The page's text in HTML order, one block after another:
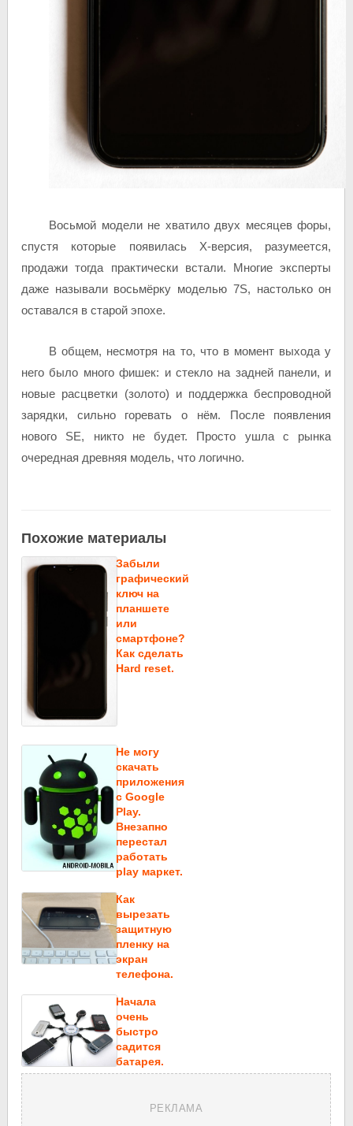
Восьмой модели не хватило двух месяцев форы,
спустя которые появилась X-версия, разумеется,
продажи тогда практически встали. Многие эксперты
даже называли восьмёрку моделью 7S, настолько он
оставался в старой эпохе.
В общем, несмотря на то, что в момент выхода у
него было много фишек: и стекло на задней панели, и
новые расцветки (золото) и поддержка беспроводной
зарядки, сильно горевать о нём. После появления
нового SE, никто не будет. Просто ушла с рынка
очередная древняя модель, что логично.
Похожие материалы
Забыли
графический
ключ на
планшете
или
смартфоне?
Как сделать
Hard reset.
Не могу
скачать
приложения
c Google
Play.
Внезапно
перестал
работать
play маркет.
Как
вырезать
защитную
пленку на
экран
телефона.
Начала
очень
быстро
садится
батарея.
РЕКЛАМА